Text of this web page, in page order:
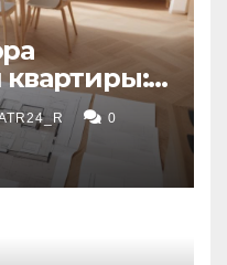
квартиры:
0